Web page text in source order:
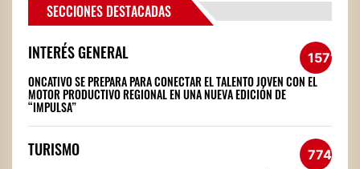
SECCIONES DESTACADAS
INTERÉS GENERAL 1571
ONCATIVO SE PREPARA PARA CONECTAR EL TALENTO JOVEN CON EL
MOTOR PRODUCTIVO REGIONAL EN UNA NUEVA EDICIÓN DE
“IMPULSA”
TURISMO 774